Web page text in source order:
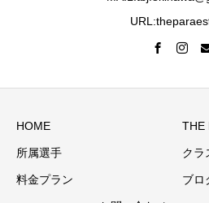
HOME THE
所属選手 クラ
料金プラン ブロ